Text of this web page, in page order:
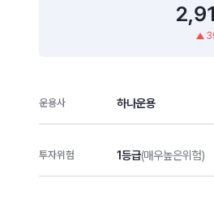
운용사 하나운용
투자위험 1등급(매우높은위험)